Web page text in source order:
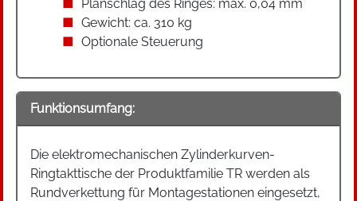
Planschlag des Ringes: max. 0,04 mm
Gewicht: ca. 310 kg
Optionale Steuerung
Funktionsumfang:
Die elektromechanischen Zylinderkurven-
Ringtakttische der Produktfamilie TR werden als
Rundverkettung für Montagestationen eingesetzt,